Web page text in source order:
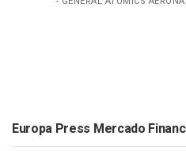
Europa Press Mercado